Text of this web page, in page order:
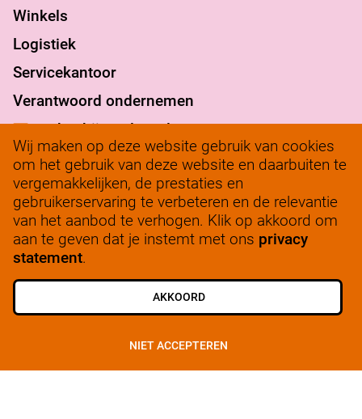
Winkels
Logistiek
Servicekantoor
Verantwoord ondernemen
werkenbij@solow.nl
+ 31 345 62 14 32
Bedrijfsleidersportaal
Wij maken op deze website gebruik van cookies
om het gebruik van deze website en daarbuiten te
vergemakkelijken, de prestaties en
gebruikerservaring te verbeteren en de relevantie
van het aanbod te verhogen. Klik op akkoord om
aan te geven dat je instemt met ons privacy
statement.
AKKOORD
NIET ACCEPTEREN